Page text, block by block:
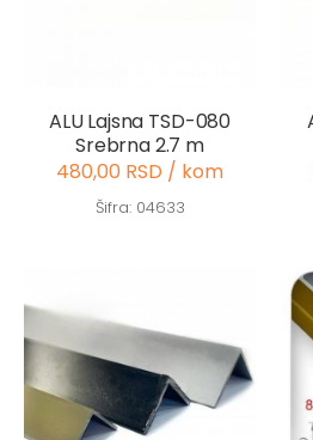
ALU Lajsna TSD-080
Srebrna 2.7 m
480,00 RSD / kom
Šifra: 04633